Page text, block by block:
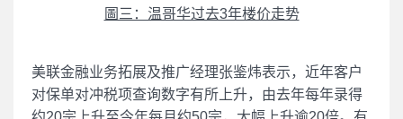
圖三：温哥华过去3年楼价走势
美联金融业务拓展及推广经理张鉴炜表示，近年客户
对保单对冲税项查询数字有所上升，由去年每年录得